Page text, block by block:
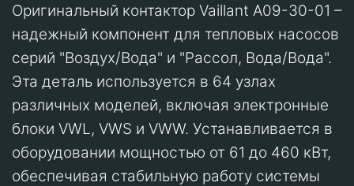
Оригинальный контактор Vaillant A09-30-01 –
надежный компонент для тепловых насосов
серий "Воздух/Вода" и "Рассол, Вода/Вода".
Эта деталь используется в 64 узлах
различных моделей, включая электронные
блоки VWL, VWS и VWW. Устанавливается в
оборудовании мощностью от 61 до 460 кВт,
обеспечивая стабильную работу системы